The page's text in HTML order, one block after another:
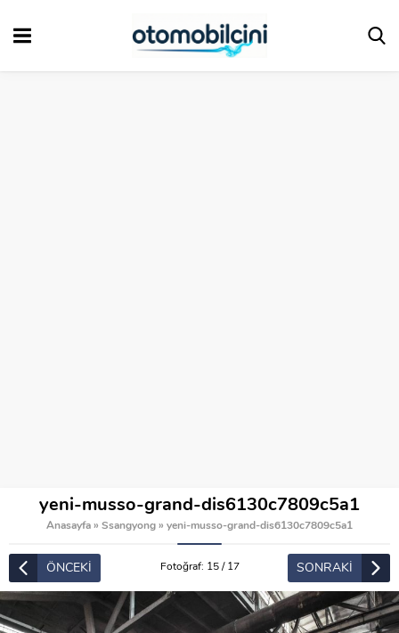
yeni-musso-grand-dis6130c7809c5a1
Anasayfa » Ssangyong » yeni-musso-grand-dis6130c7809c5a1
ÖNCEKİ Fotoğraf: 15 / 17 SONRAKİ